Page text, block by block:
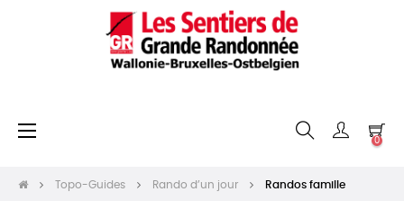
Basculer
☰
0
Topo-Guides Rando d’un jour Randos famille